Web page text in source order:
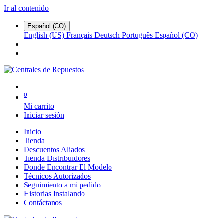
Ir al contenido
Español (CO)
English (US) Français Deutsch Português Español (CO)
0
Mi carrito
Iniciar sesión
Inicio
Tienda
Descuentos Aliados
Tienda Distribuidores
Donde Encontrar El Modelo
Técnicos Autorizados
Seguimiento a mi pedido
Historias Instalando
Contáctanos